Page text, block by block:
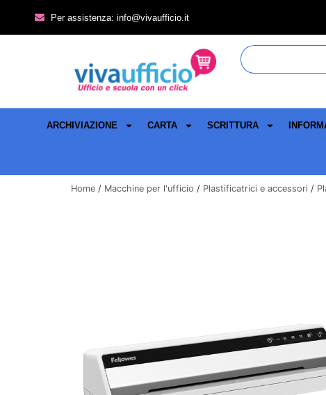
Per assistenza: info@vivaufficio.it
ARCHIVIAZIONE CARTA SCRITTURA
Home / Macchine per l'ufficio / Plastificatrici e accessori /